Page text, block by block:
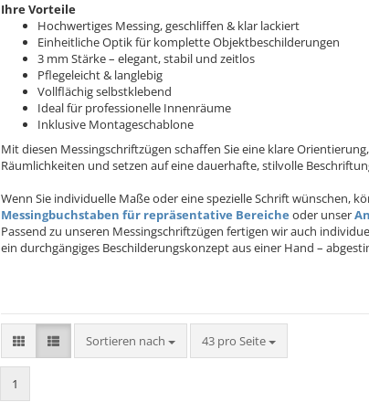
Ihre Vorteile
Hochwertiges Messing, geschliffen & klar lackiert
Einheitliche Optik für komplette Objektbeschilderungen
3 mm Stärke – elegant, stabil und zeitlos
Pflegeleicht & langlebig
Vollflächig selbstklebend
Ideal für professionelle Innenräume
Inklusive Montageschablone
Mit diesen Messingschriftzügen schaffen Sie eine klare
Räumlichkeiten und setzen auf eine dauerhafte, stilvolle
Wenn Sie individuelle Maße oder eine spezielle Schrift wünschen,
Messingbuchstaben für repräsentative Bereiche oder unser
Passend zu unseren Messingschriftzügen fertigen wir auch
ein durchgängiges Beschilderungskonzept aus einer Hand –
Sortieren nach
Sortieren nach 43 pro Seite
pro Seite
1